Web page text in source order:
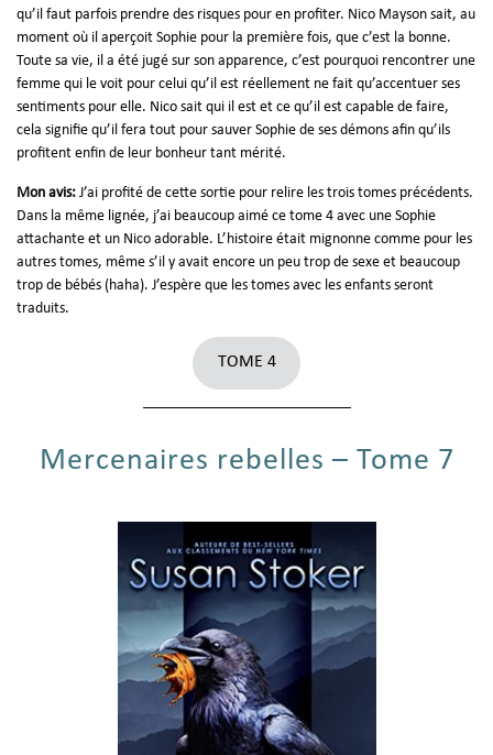
qu’il faut parfois prendre des risques pour en profiter. Nico Mayson sait, au
moment où il aperçoit Sophie pour la première fois, que c’est la bonne.
Toute sa vie, il a été jugé sur son apparence, c’est pourquoi rencontrer une
femme qui le voit pour celui qu’il est réellement ne fait qu’accentuer ses
sentiments pour elle. Nico sait qui il est et ce qu’il est capable de faire,
cela signifie qu’il fera tout pour sauver Sophie de ses démons afin qu’ils
profitent enfin de leur bonheur tant mérité.
Mon avis: J’ai profité de cette sortie pour relire les trois tomes précédents.
Dans la même lignée, j’ai beaucoup aimé ce tome 4 avec une Sophie
attachante et un Nico adorable. L’histoire était mignonne comme pour les
autres tomes, même s’il y avait encore un peu trop de sexe et beaucoup
trop de bébés (haha). J’espère que les tomes avec les enfants seront
traduits.
TOME 4
Mercenaires rebelles – Tome 7